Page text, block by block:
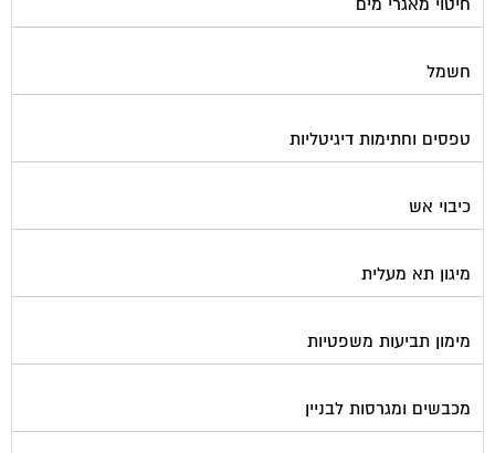
חשמל
טפסים וחתימות דיגיטליות
כיבוי אש
מיגון תא מעלית
מימון תביעות משפטיות
מכבשים ומגרסות לבניין